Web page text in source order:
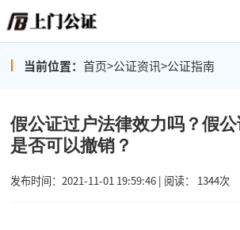
当前位置： 首页>公证资讯>公证指南
假公证过户法律效力吗？假
是否可以撤销？
发布时间：2021-11-01 19:59:46 | 阅读： 1344次